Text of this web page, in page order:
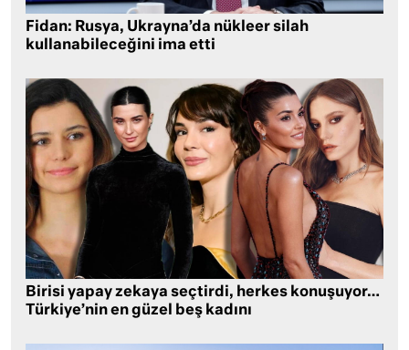
Fidan: Rusya, Ukrayna’da nükleer silah
kullanabileceğini ima etti
Birisi yapay zekaya seçtirdi, herkes konuşuyor…
Türkiye’nin en güzel beş kadını